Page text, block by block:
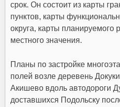
срок. Он состоит из карты
пунктов, карты
округа, карты планируемого
местного значения.
Планы по застройке
полей возле деревень
Акишево вдоль автодороги
доставшихся Подольску